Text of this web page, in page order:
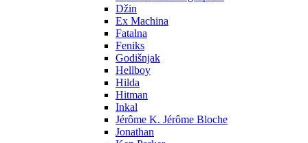
Džin
Ex Machina
Fatalna
Feniks
Godišnjak
Hellboy
Hilda
Hitman
Inkal
Jérôme K. Jérôme Bloche
Jonathan